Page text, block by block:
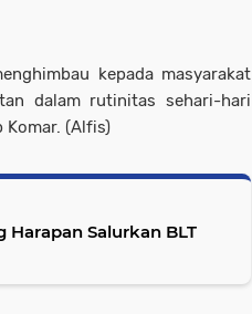
kepada masyarakat
dalam rutinitas sehari-hari
(Alfis)
Salurkan BLT